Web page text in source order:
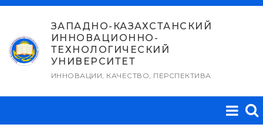
Перейти
содержимому
ЗАПАДНО-КАЗАХСТАНСКИЙ
ИННОВАЦИОННО-
ТЕХНОЛОГИЧЕСКИЙ
УНИВЕРСИТЕТ
ИННОВАЦИИ, КАЧЕСТВО, ПЕРСПЕКТИВА